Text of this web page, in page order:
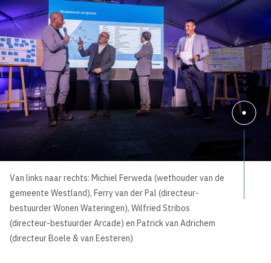
Van links naar rechts: Michiel Ferweda (wethouder van de
gemeente Westland), Ferry van der Pal (directeur-
bestuurder Wonen Wateringen), Wilfried Stribos
(directeur-bestuurder Arcade) en Patrick van Adrichem
(directeur Boele & van Eesteren)